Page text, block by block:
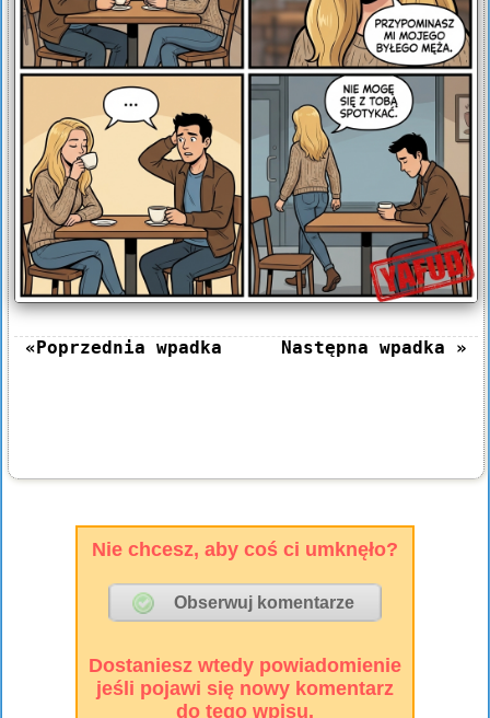
«Poprzednia wpadka Następna wpadka »
Nie chcesz, aby coś ci umknęło?
Dostaniesz wtedy powiadomienie
jeśli pojawi się nowy komentarz
do tego wpisu.